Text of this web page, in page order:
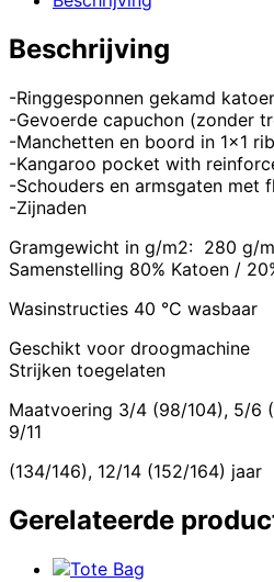
Beschrijving
-Ringgesponnen gekamd
-Gevoerde capuchon (zonder
-Manchetten en boord in 1×1
-Kangaroo pocket with
-Schouders en armsgaten met
-Zijnaden
Gramgewicht in g/m2: 280 g/
Samenstelling 80% Katoen /
Wasinstructies 40 °C wasbaar
Geschikt voor droogmachine
Strijken toegelaten
Maatvoering 3/4 (98/104), 5/6
9/11
(134/146), 12/14 (152/164) jaar
Gerelateerde